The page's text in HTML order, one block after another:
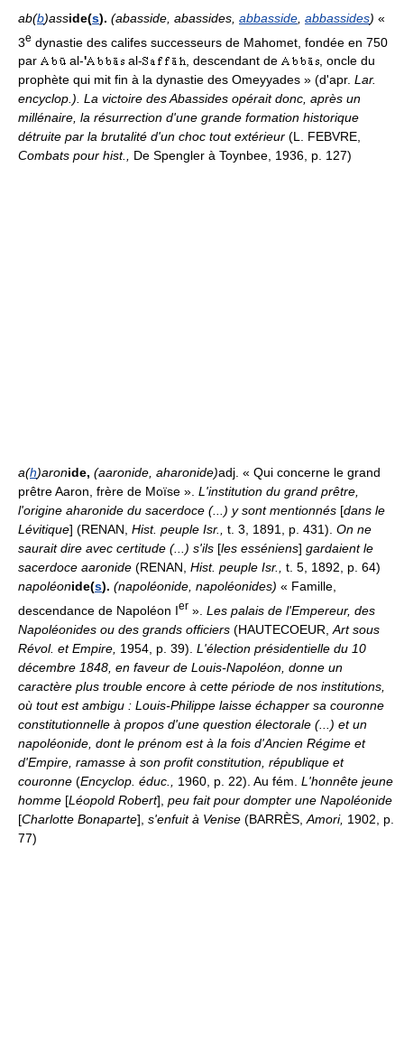
ab(b)asside(s). (abasside, abassides, abbasside abbassides) «
3e dynastie des califes successeurs de Mahomet, fondée en 750
par
al-' al- , descendant de
, oncle du
prophète qui mit fin à la dynastie des Omeyyades » (d'apr. Lar.
encyclop.). La victoire des Abassides opérait donc, après un
millénaire, la résurrection d'une grande formation historique
détruite par la brutalité d'un choc tout extérieur (L. FEBVRE,
Combats pour hist., De Spengler à Toynbee, 1936, p. 127)
a(h)aronide, (aaronide, aharonide)adj. « Qui concerne le grand
prêtre Aaron, frère de Moïse ». L'institution du grand prêtre,
l'origine aharonide du sacerdoce (...) y sont mentionnés [dans le
Lévitique] (RENAN, Hist. peuple Isr., t. 3, 1891, p. 431). On ne
saurait dire avec certitude (...) s'ils [les esséniens] gardaient le
sacerdoce aaronide (RENAN, Hist. peuple Isr., t. 5, 1892, p. 64)
napoléonide(s). (napoléonide, napoléonides) « Famille,
descendance de Napoléon Ier ». Les palais de l'Empereur, des
Napoléonides ou des grands officiers (HAUTECOEUR, Art sous
Révol. et Empire, 1954, p. 39). L'élection présidentielle du 10
décembre 1848, en faveur de Louis-Napoléon, donne un
caractère plus trouble encore à cette période de nos institutions,
où tout est ambigu : Louis-Philippe laisse échapper sa couronne
constitutionnelle à propos d'une question électorale (...) et un
napoléonide, dont le prénom est à la fois d'Ancien Régime et
d'Empire, ramasse à son profit constitution, république et
couronne (Encyclop. éduc., 1960, p. 22). Au fém. L'honnête jeune
homme [Léopold Robert], peu fait pour dompter une Napoléonide
[Charlotte Bonaparte], s'enfuit à Venise (BARRÈS, Amori, 1902, p.
77)